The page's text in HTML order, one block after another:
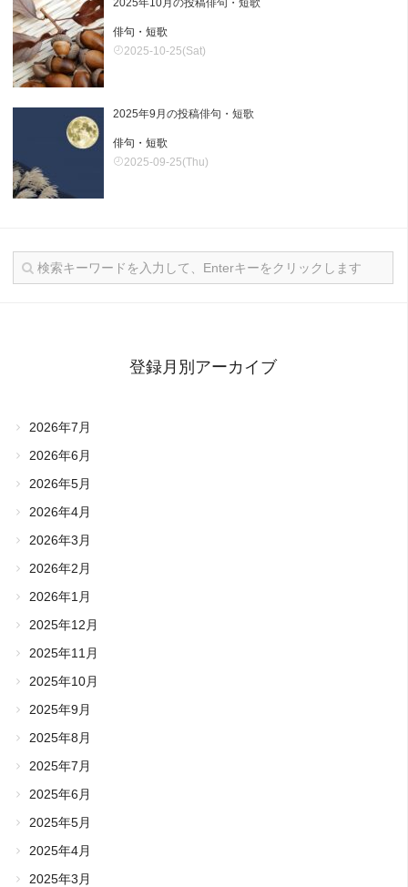
2025年10月の投稿俳句・短歌
俳句・短歌
2025-10-25(Sat)
2025年9月の投稿俳句・短歌
俳句・短歌
2025-09-25(Thu)
登録月別アーカイブ
2026年7月
2026年6月
2026年5月
2026年4月
2026年3月
2026年2月
2026年1月
2025年12月
2025年11月
2025年10月
2025年9月
2025年8月
2025年7月
2025年6月
2025年5月
2025年4月
2025年3月